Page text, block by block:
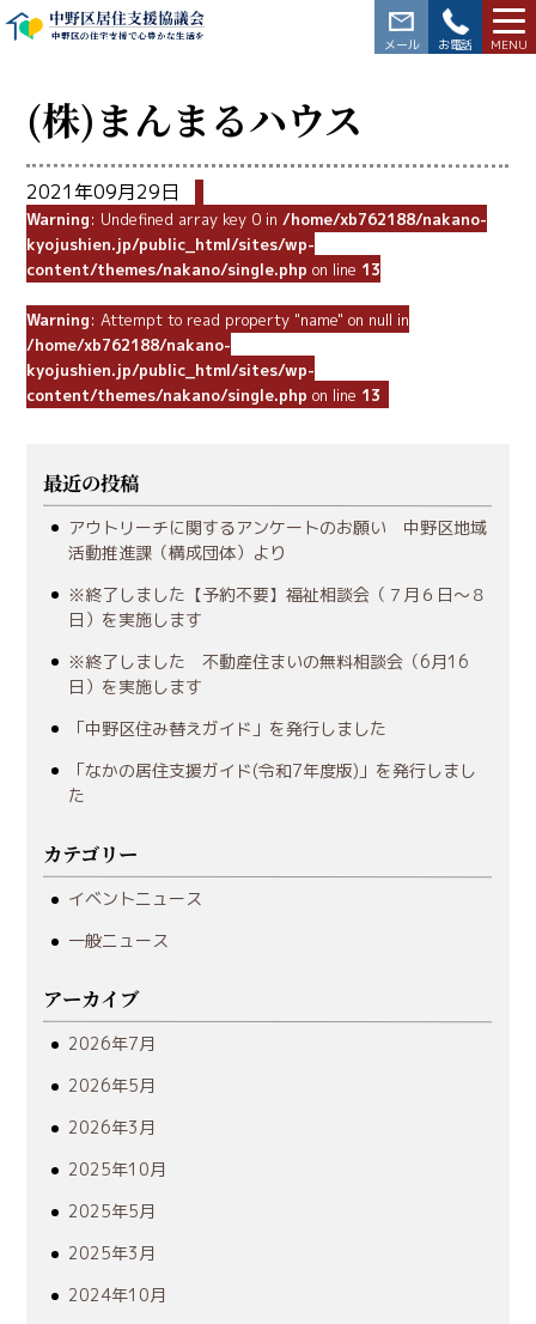
中野区居住支援協議会
中野区の住宅支援で心豊かな生活を
(株)まんまるハウス
2021年09月29日
Warning: Undefined array key 0 in /home/xb762188/nakano-
kyojushien.jp/public_html/sites/wp-
content/themes/nakano/single.php on line 13
Warning: Attempt to read property "name" on null in
/home/xb762188/nakano-
kyojushien.jp/public_html/sites/wp-
content/themes/nakano/single.php on line 13
最近の投稿
アウトリーチに関するアンケートのお願い 中野区地域
活動推進課（構成団体）より
※終了しました【予約不要】福祉相談会（７月６日～８
日）を実施します
※終了しました 不動産住まいの無料相談会（6月16
日）を実施します
「中野区住み替えガイド」を発行しました
「なかの居住支援ガイド(令和7年度版)」を発行しまし
た
カテゴリー
イベントニュース
一般ニュース
アーカイブ
2026年7月
2026年5月
2026年3月
2025年10月
2025年5月
2025年3月
2024年10月